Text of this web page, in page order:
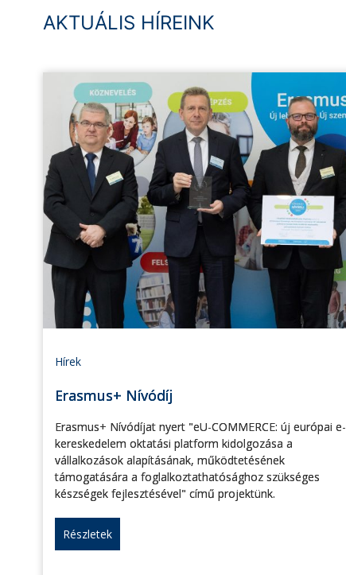
AKTUÁLIS HÍREINK
Hírek
Erasmus+ Nívódíj
Erasmus+ Nívódíjat nyert "eU-COMMERCE: új európai e-
kereskedelem oktatási platform kidolgozása a
vállalkozások alapításának, működtetésének
támogatására a foglalkoztathatósághoz szükséges
készségek fejlesztésével" című projektünk.
Részletek